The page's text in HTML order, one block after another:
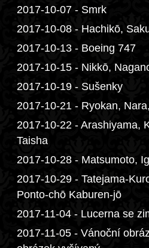
2017-10-07 - Smrk
2017-10-08 - Hachikō,
2017-10-13 - Boeing 747
2017-10-15 - Nikkō,
2017-10-19 - Sušenky
2017-10-21 - Ryokan,
2017-10-22 - Arashiyama,
Taisha
2017-10-28 - Matsumoto,
2017-10-29 - Tatejama-
Ponto-chō Kaburen-jō
2017-11-04 - Lucerna se
2017-11-05 - Vánoční